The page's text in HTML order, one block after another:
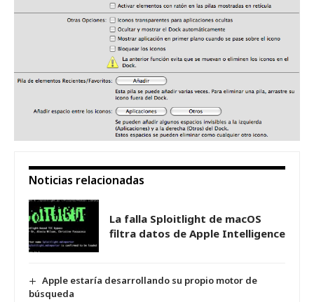
Noticias relacionadas
La falla Sploitlight de macOS
filtra datos de Apple Intelligence
Apple estaría desarrollando su propio motor de
búsqueda